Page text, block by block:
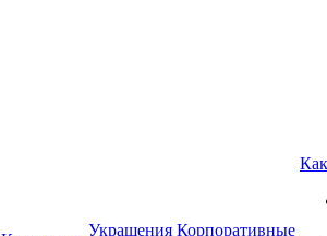
Украшения Корпоративные